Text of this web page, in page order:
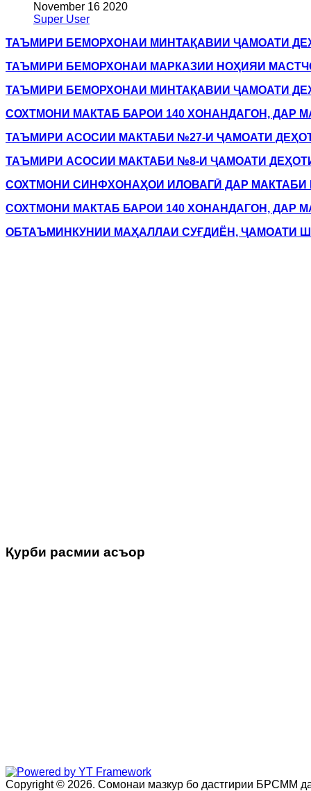
November 16 2020
Super User
ТАЪМИРИ БЕМОРХОНАИ МИНТАҚАВИИ ҶАМОАТИ
ТАЪМИРИ БЕМОРХОНАИ МАРКАЗИИ НОҲИЯИ
ТАЪМИРИ БЕМОРХОНАИ МИНТАҚАВИИ ҶАМОАТИ
СОХТМОНИ МАКТАБ БАРОИ 140 ХОНАНДАГОН, ДАР
ТАЪМИРИ АСОСИИ МАКТАБИ №27-И ҶАМОАТИ
ТАЪМИРИ АСОСИИ МАКТАБИ №8-И ҶАМОАТИ
СОХТМОНИ СИНФХОНАҲОИ ИЛОВАГӢ ДАР
СОХТМОНИ МАКТАБ БАРОИ 140 ХОНАНДАГОН,
ОБТАЪМИНКУНИИ МАҲАЛЛАИ СУҒДИЁН, ҶАМОАТИ
Қурби расмии асъор
Copyright © 2026. Сомонаи мазкур бо дастгирии БРСММ